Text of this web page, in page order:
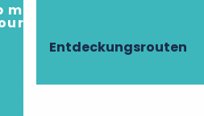
Entdeckungsrouten
dem Hund in der